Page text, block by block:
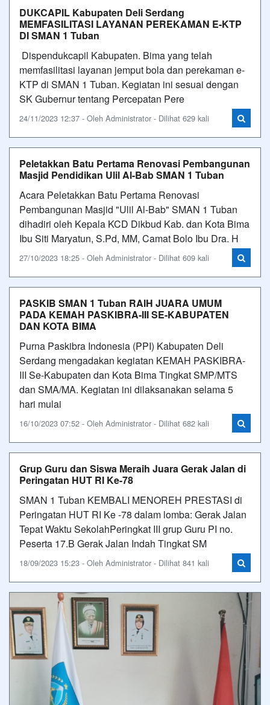
DUKCAPIL Kabupaten Deli Serdang
MEMFASILITASI LAYANAN PEREKAMAN E-KTP
DI SMAN 1 Tuban
Dispendukcapil Kabupaten. Bima yang telah
memfasilitasi layanan jemput bola dan perekaman e-
KTP di SMAN 1 Tuban. Kegiatan ini sesuai dengan
SK Gubernur tentang Percepatan Pere
24/11/2023 12:37 - Oleh Administrator - Dilihat 629 kali
Peletakkan Batu Pertama Renovasi Pembangunan
Masjid Pendidikan Ulil Al-Bab SMAN 1 Tuban
Acara Peletakkan Batu Pertama Renovasi
Pembangunan Masjid "Ulil Al-Bab" SMAN 1 Tuban
dihadiri oleh Kepala KCD Dikbud Kab. dan Kota Bima
Ibu Siti Maryatun, S.Pd, MM, Camat Bolo Ibu Dra. H
27/10/2023 18:25 - Oleh Administrator - Dilihat 609 kali
PASKIB SMAN 1 Tuban RAIH JUARA UMUM
PADA KEMAH PASKIBRA-III SE-KABUPATEN
DAN KOTA BIMA
Purna Paskibra Indonesia (PPI) Kabupaten Deli
Serdang mengadakan kegiatan KEMAH PASKIBRA-
III Se-Kabupaten dan Kota Bima Tingkat SMP/MTS
dan SMA/MA. Kegiatan ini dilaksanakan selama 5
hari mulai
16/10/2023 07:52 - Oleh Administrator - Dilihat 682 kali
Grup Guru dan Siswa Meraih Juara Gerak Jalan di
Peringatan HUT RI Ke-78
SMAN 1 Tuban KEMBALI MENOREH PRESTASI di
Peringatan HUT RI Ke -78 dalam lomba: Gerak Jalan
Tepat Waktu SekolahPeringkat III grup Guru PI no.
Peserta 17.B Gerak Jalan Indah Tingkat SM
18/09/2023 15:23 - Oleh Administrator - Dilihat 841 kali